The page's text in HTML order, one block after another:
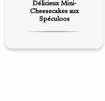
Délicieux Mini-
Cheesecakes aux
Spéculoos